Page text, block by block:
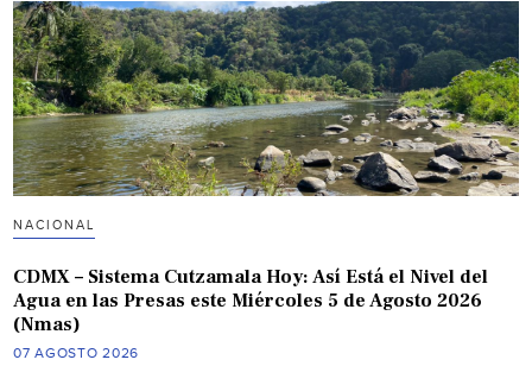
NACIONAL
CDMX – Sistema Cutzamala Hoy: Así Está el Nivel del
Agua en las Presas este Miércoles 5 de Agosto 2026
(Nmas)
07 AGOSTO 2026